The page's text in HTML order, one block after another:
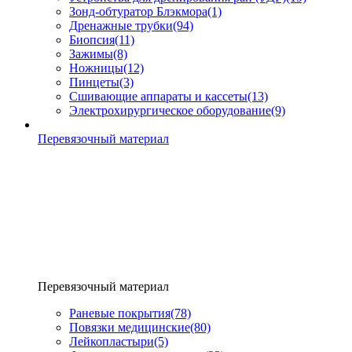
Зонд-обтуратор Блэкмора(1)
Дренажные трубки(94)
Биопсия(11)
Зажимы(8)
Ножницы(12)
Пинцеты(3)
Сшивающие аппараты и кассеты(13)
Электрохирургическое оборудование(9)
Перевязочный материал
Перевязочный материал
Раневые покрытия(78)
Повязки медицинские(80)
Лейкопластыри(5)